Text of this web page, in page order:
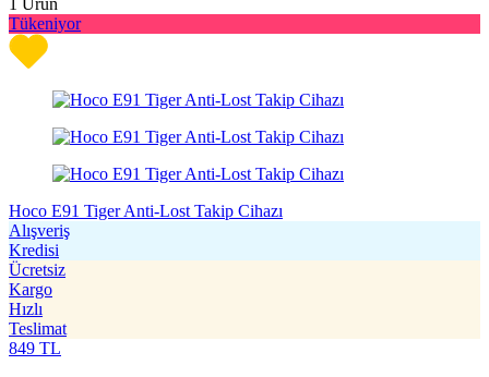
Tükeniyor
Hoco E91 Tiger Anti-Lost Takip Cihazı
Alışveriş
Kredisi
Ücretsiz
Kargo
Hızlı
Teslimat
849 TL